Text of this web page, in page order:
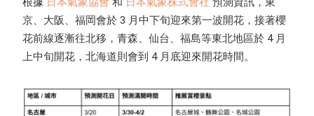
京、大阪、福岡會於 3 月中下旬迎來第一波開花，接著櫻
花前線逐漸往北移，青森、仙台、福島等東北地區於 4 月
上中旬開花，北海道則會到 4 月底迎來開花時間。